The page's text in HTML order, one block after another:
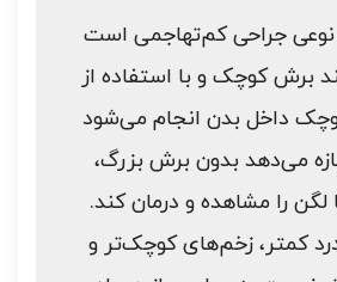
نوعی جراحی کم‌تهاجمی است
برش کوچک و با استفاده از
داخل بدن انجام می‌شود
می‌دهد بدون برش بزرگ،
را مشاهده و درمان کند.
کمتر، زخم‌های کوچک‌تر و